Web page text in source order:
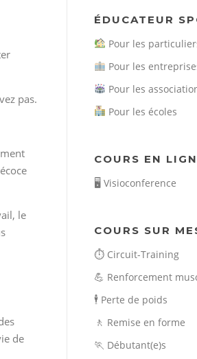
pas.
le
de
ÉDUCATEUR
Pour les
Pour les
Pour les
Pour les écoles
COURS EN
🖥️ Visioconference
COURS SUR
⏱️ Circuit-Training
💪 Renforcement
🕴️ Perte de poids
🚶 Remise en forme
🏃 Débutant(e)s